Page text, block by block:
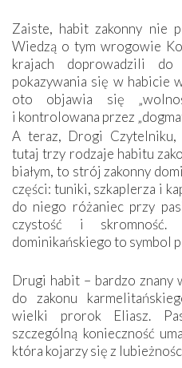
Zaiste, habit zakonny nie
Wiedzą o tym wrogowie
krajach doprowadzili
pokazywania się w habicie
oto objawia się
i kontrolowana przez
A teraz, Drogi Czytelniku,
tutaj trzy rodzaje habitu
białym, to strój zakonny
części: tuniki, szkaplerza i
do niego różaniec przy
czystość i skromność.
dominikańskiego to symbol
Drugi habit – bardzo znany
do zakonu
wielki prorok Eliasz.
szczególną konieczność
która kojarzy się z